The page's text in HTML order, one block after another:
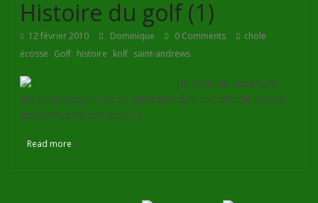
Histoire du golf (1)
12 février 2010 Dominique 0 Comments chole,
écosse, Golf, histoire, kolf, saint-andrews
J’ai envie de vous faire
découvrir l’origine de ce sport bien qu’il soit difficile encore
aujourd’hui de dire quel [...]
Read more